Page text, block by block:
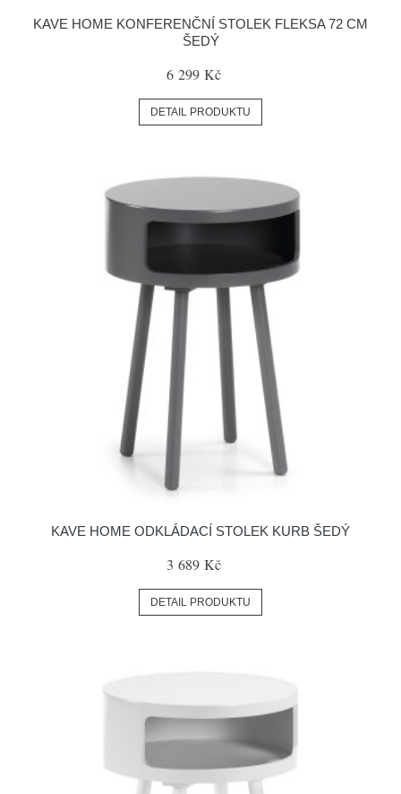
KAVE HOME KONFERENČNÍ STOLEK FLEKSA 72 CM
ŠEDÝ
6 299 Kč
DETAIL PRODUKTU
KAVE HOME ODKLÁDACÍ STOLEK KURB ŠEDÝ
3 689 Kč
DETAIL PRODUKTU